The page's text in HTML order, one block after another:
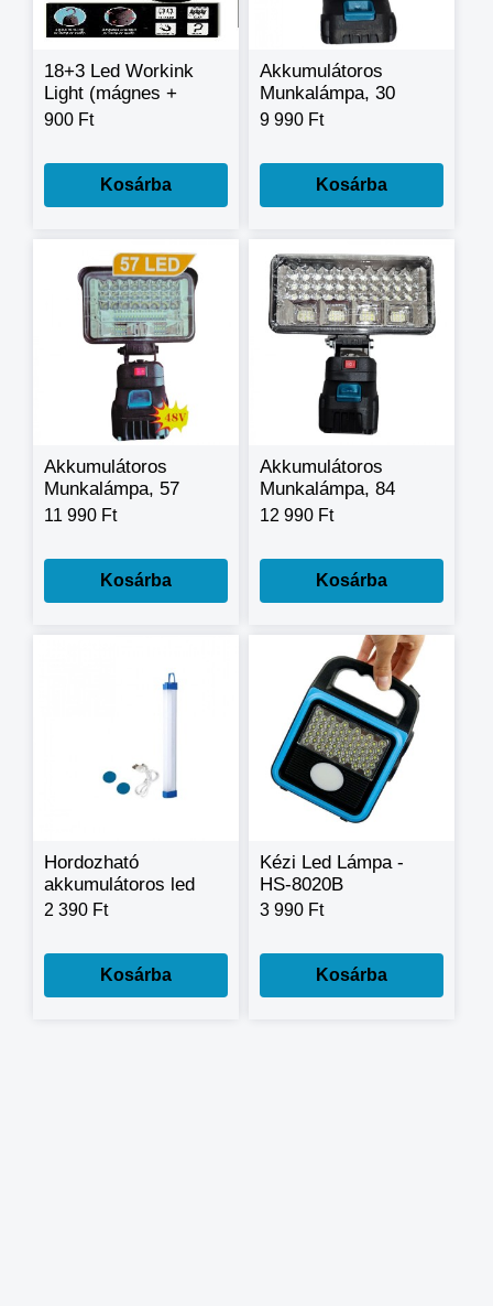
18+3 Led Workink
Light (mágnes +
kampó)
900 Ft
Kosárba
Akkumulátoros
Munkalámpa, 30
LED-Es, 24V - FK-
9 990 Ft
Kosárba
Akkumulátoros
Munkalámpa, 57
LED-Es, 48V - FK-
11 990 Ft
Kosárba
Akkumulátoros
Munkalámpa, 84
LED-Es, 48V - FK-
12 990 Ft
Kosárba
Hordozható
akkumulátoros led
lámpa - 52 CM
2 390 Ft
Kosárba
Kézi Led Lámpa -
HS-8020B
3 990 Ft
Kosárba